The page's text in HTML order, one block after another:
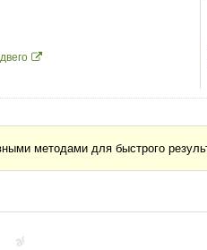
методами для быстрого